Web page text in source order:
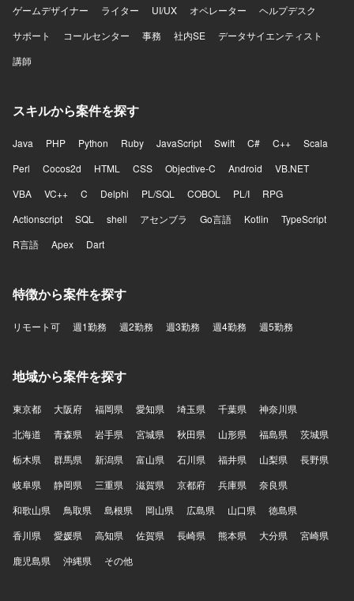
ゲームデザイナー
ライター UI/UX オペレーター
ヘルプデスク
サポート
コールセンター 事務 社内SE
データサイエンティスト
講師
スキルから案件を探す
Java PHP Python Ruby JavaScript Swift C# C++
Scala
Perl
Cocos2d HTML CSS Objective-C Android
VB.NET
VBA
VC++ C Delphi PL/SQL COBOL PL/I
RPG
Actionscript
SQL shell アセンブラ Go言語 Kotlin
TypeScript
R言語
Apex Dart
特徴から案件を探す
リモート可 週1勤務 週2勤務 週3勤務 週4勤務 週5勤務
地域から案件を探す
東京都 大阪府 福岡県 愛知県 埼玉県 千葉県
神奈川県
北海道
青森県 岩手県 宮城県 秋田県 山形県 福島県
茨城県
栃木県
群馬県 新潟県 富山県 石川県 福井県 山梨県
長野県
岐阜県
静岡県 三重県 滋賀県 京都府 兵庫県
奈良県
和歌山県
鳥取県 島根県 岡山県 広島県 山口県
徳島県
香川県
愛媛県 高知県 佐賀県 長崎県 熊本県 大分県
宮崎県
鹿児島県
沖縄県 その他